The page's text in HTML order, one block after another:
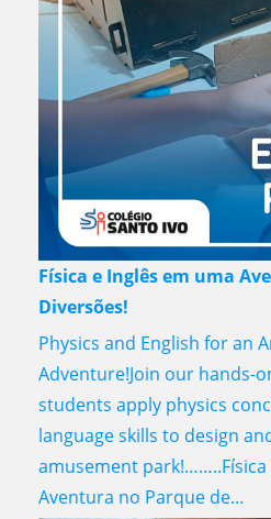
Física e Inglês em uma
Diversões!
Physics and English for an
Adventure!Join our hands-
students apply physics
language skills to design
amusement park!……..Física
Aventura no Parque de...